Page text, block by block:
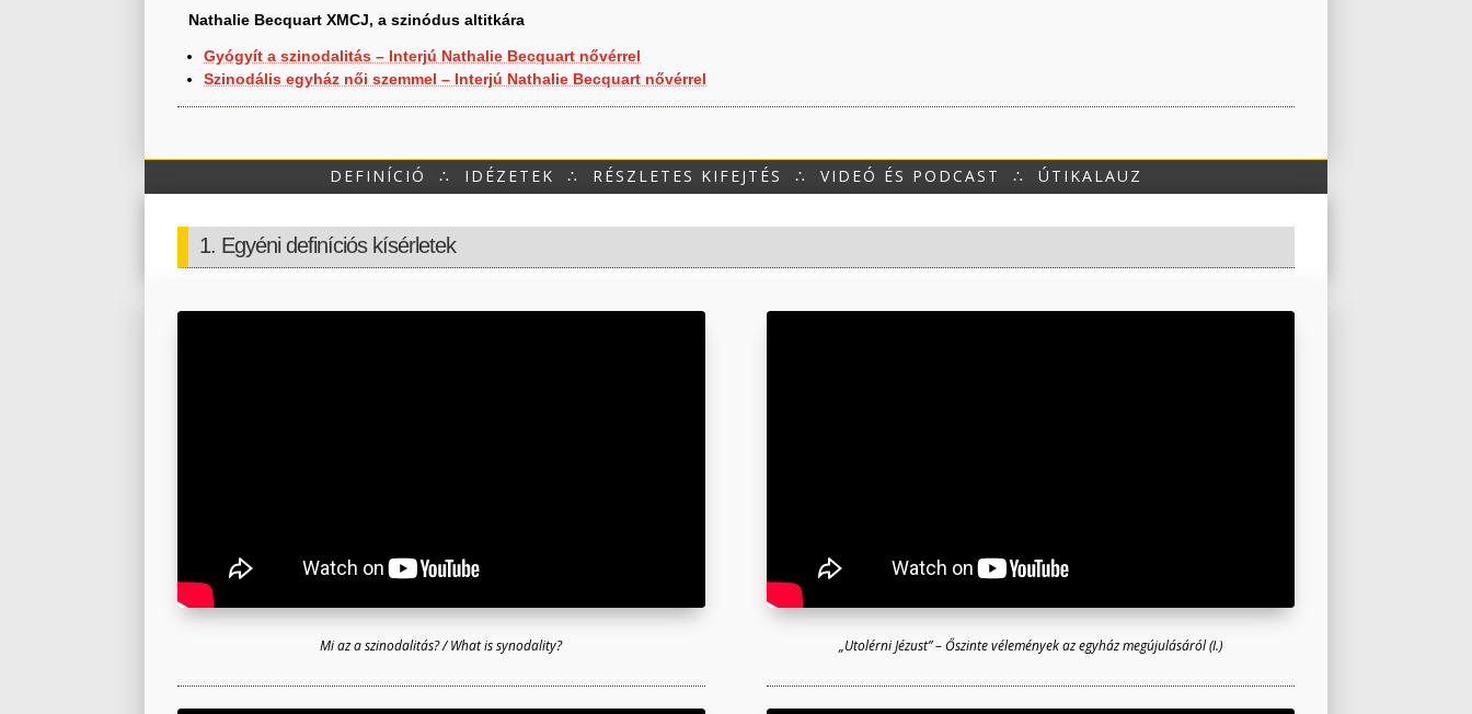
Nathalie Becquart XMCJ, a szinódus altitkára
Gyógyít a szinodalitás – Interjú Nathalie Becquart nővérrel
Szinodális egyház női szemmel – Interjú Nathalie Becquart nővérrel
DEFINÍCIÓ ∴ IDÉZETEK ∴ RÉSZLETES KIFEJTÉS ∴ VIDEÓ ÉS PODCAST ∴ ÚTIKALAUZ
1. Egyéni definíciós kísérletek
Mi az a szinodalitás? / What is synodality? „Utolérni Jézust” – Őszinte vélemények az egyház megújulásáról (I.)